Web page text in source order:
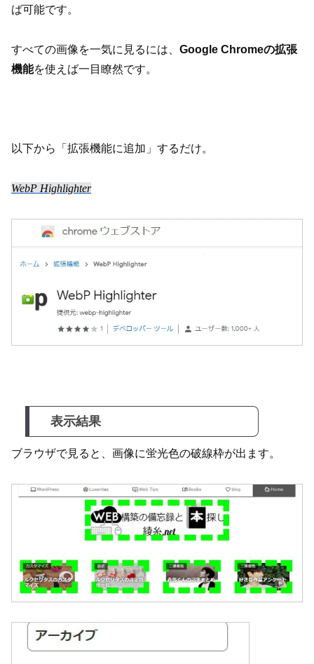
ば可能です。
すべての画像を一気に見るには、 Google Chromeの拡張
機能を使えば一目瞭然です。
以下から「拡張機能に追加」するだけ。
WebP Highlighter
表示結果
ブラウザで見ると、画像に蛍光色の破線枠が出ます。